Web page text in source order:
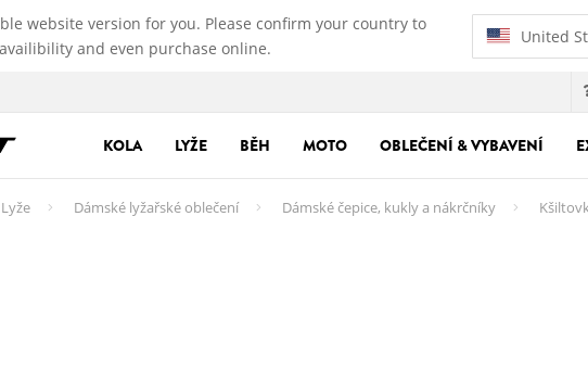
website version for you. Please confirm your country to
and even purchase online.
United
KOLA LYŽE BĚH MOTO OBLEČENÍ & VYBAVENÍ
Lyže Dámské lyžařské oblečení Dámské čepice, kukly a nákrčníky